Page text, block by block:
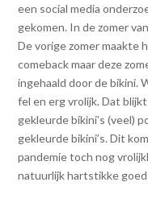
een social media
gekomen. In de zomer
De vorige zomer maakte
comeback maar deze
ingehaald door de bikini.
fel en erg vrolijk. Dat
gekleurde bikini’s (veel)
gekleurde bikini’s. Dit
pandemie toch nog
natuurlijk hartstikke